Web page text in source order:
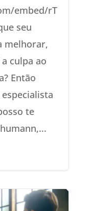
embed/rT
seu
melhorar,
culpa ao
Então
te